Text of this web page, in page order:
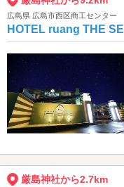
広島県 広島市西区商工センター
HOTEL ruang THE
厳島神社から2.7km